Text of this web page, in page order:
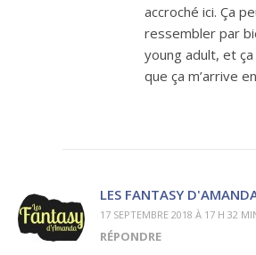
accroché ici. Ça
ressembler par
young adult, et
que ça m’arrive
LES FANTASY
17 SEPTEMBRE 2018 À 17 H 32
RÉPONDRE